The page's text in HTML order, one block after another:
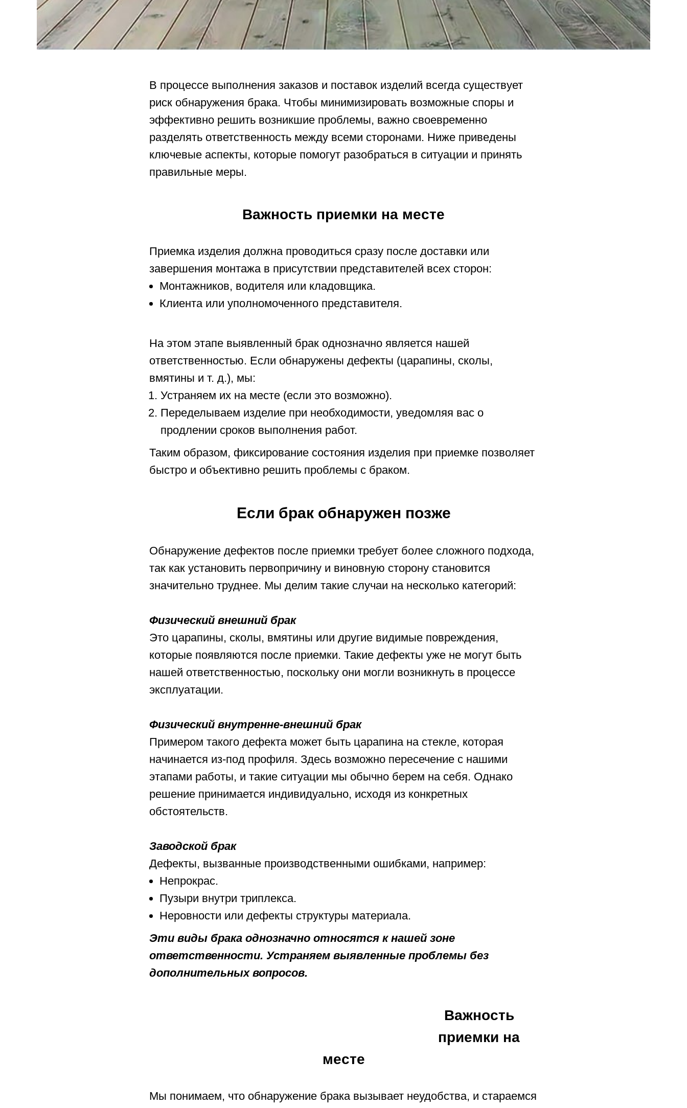
В процессе выполнения заказов и поставок изделий всегда существует
риск обнаружения брака. Чтобы минимизировать возможные споры и
эффективно решить возникшие проблемы, важно своевременно
разделять ответственность между всеми сторонами. Ниже приведены
ключевые аспекты, которые помогут разобраться в ситуации и принять
правильные меры.
Важность приемки на месте
Приемка изделия должна проводиться сразу после доставки или
завершения монтажа в присутствии представителей всех сторон:
Монтажников, водителя или кладовщика.
Клиента или уполномоченного представителя.
На этом этапе выявленный брак однозначно является нашей
ответственностью. Если обнаружены дефекты (царапины, сколы,
вмятины и т. д.), мы:
Устраняем их на месте (если это возможно).
Переделываем изделие при необходимости, уведомляя вас о
продлении сроков выполнения работ.
Таким образом, фиксирование состояния изделия при приемке позволяет
быстро и объективно решить проблемы с браком.
Если брак обнаружен позже
Обнаружение дефектов после приемки требует более сложного подхода,
так как установить первопричину и виновную сторону становится
значительно труднее. Мы делим такие случаи на несколько категорий:
Физический внешний брак
Это царапины, сколы, вмятины или другие видимые повреждения,
которые появляются после приемки. Такие дефекты уже не могут быть
нашей ответственностью, поскольку они могли возникнуть в процессе
эксплуатации.
Физический внутренне-внешний брак
Примером такого дефекта может быть царапина на стекле, которая
начинается из-под профиля. Здесь возможно пересечение с нашими
этапами работы, и такие ситуации мы обычно берем на себя. Однако
решение принимается индивидуально, исходя из конкретных
обстоятельств.
Заводской брак
Дефекты, вызванные производственными ошибками, например:
Непрокрас.
Пузыри внутри триплекса.
Неровности или дефекты структуры материала.
Эти виды брака однозначно относятся к нашей зоне
ответственности. Устраняем выявленные проблемы без
дополнительных вопросов.
Важность
приемки на
месте
Мы понимаем, что обнаружение брака вызывает неудобства, и стараемся